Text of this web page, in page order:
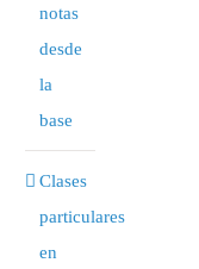
notas
desde
la
base
Clases
particulares
en